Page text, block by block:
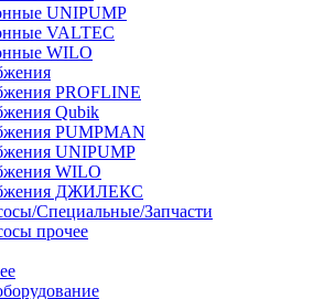
UNIPUMP
VALTEC
WILO
PROFLINE
Qubik
PUMPMAN
UNIPUMP
WILO
ДЖИЛЕКС
Специальные/Запчасти
прочее